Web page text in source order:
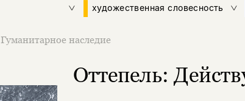
художественная словесность
Гуманитарное наследие
Оттепель: